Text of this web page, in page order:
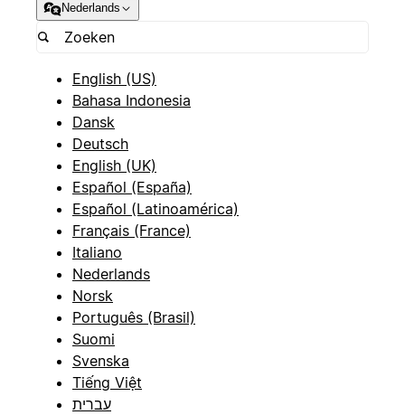
Nederlands
English (US)
Bahasa Indonesia
Dansk
Deutsch
English (UK)
Español (España)
Español (Latinoamérica)
Français (France)
Italiano
Nederlands
Norsk
Português (Brasil)
Suomi
Svenska
Tiếng Việt
עברית